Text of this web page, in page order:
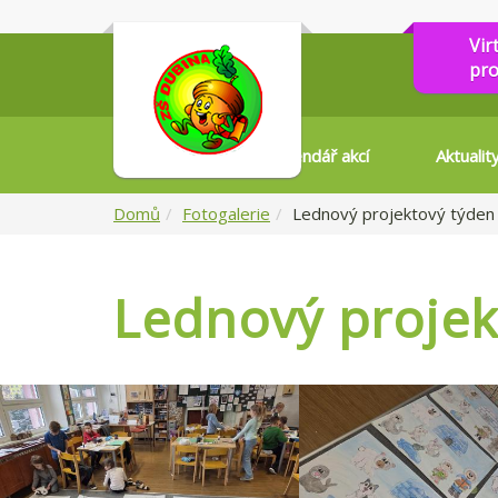
Kalendář akcí
Domů Fotogalerie Lednový projektový
Lednový